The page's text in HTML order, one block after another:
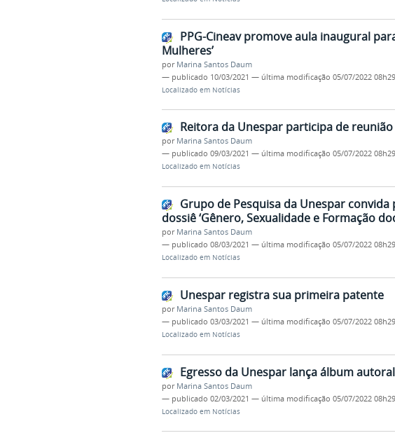
PPG-Cineav promove aula inaugural
Mulheres’
por Marina Santos Daum
— publicado 10/03/2021 — última modificação 05/07/2022 08h29
Localizado em Notícias
Reitora da Unespar participa de
por Marina Santos Daum
— publicado 09/03/2021 — última modificação 05/07/2022 08h29
Localizado em Notícias
Grupo de Pesquisa da Unespar
dossiê ‘Gênero, Sexualidade e Formação
por Marina Santos Daum
— publicado 08/03/2021 — última modificação 05/07/2022 08h29
Localizado em Notícias
Unespar registra sua primeira patente
por Marina Santos Daum
— publicado 03/03/2021 — última modificação 05/07/2022 08h29
Localizado em Notícias
Egresso da Unespar lança álbum autoral
por Marina Santos Daum
— publicado 02/03/2021 — última modificação 05/07/2022 08h29
Localizado em Notícias